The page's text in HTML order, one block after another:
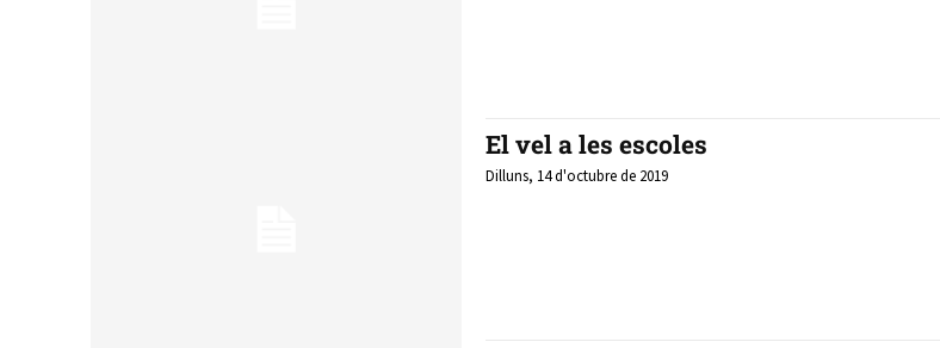
El vel a les escoles
Dilluns, 14 d'octubre de 2019